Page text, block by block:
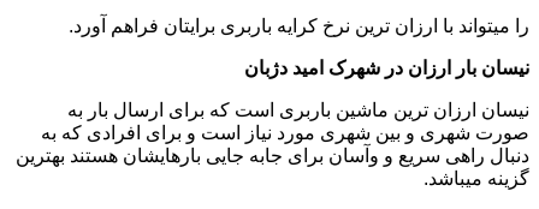
را میتواند با ارزان ترین نرخ کرایه باربری برایتان فراهم آورد.
نیسان بار ارزان در شهرک امید دژبان
نیسان ارزان ترین ماشین باربری است که برای ارسال بار به
صورت شهری و بین شهری مورد نیاز است و برای افرادی که به
دنبال راهی سریع و وآسان برای جابه جایی بارهایشان هستند بهترین
گزینه میباشد.